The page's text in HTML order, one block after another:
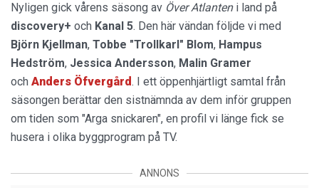
Nyligen gick vårens säsong av Över Atlanten i land på
discovery+ och Kanal 5. Den här vändan följde vi med
Björn Kjellman, Tobbe "Trollkarl" Blom, Hampus
Hedström, Jessica Andersson, Malin Gramer
och Anders Öfvergård. I ett öppenhjärtligt samtal från
säsongen berättar den sistnämnda av dem inför gruppen
om tiden som "Arga snickaren", en profil vi länge fick se
husera i olika byggprogram på TV.
ANNONS